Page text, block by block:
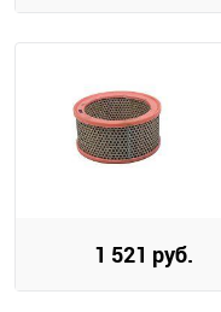
1 521 руб.